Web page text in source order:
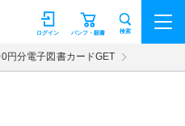
パンフ・願書
ログイン 検索
円分電子図書カードGET